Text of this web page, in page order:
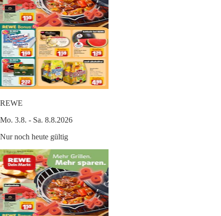
REWE
Mo. 3.8. - Sa. 8.8.2026
Nur noch heute gültig